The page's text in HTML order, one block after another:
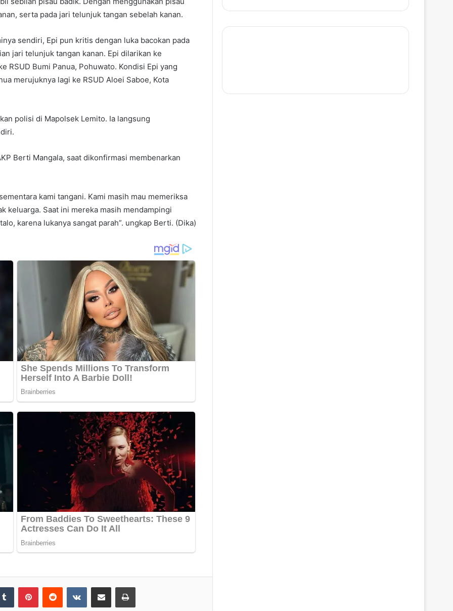
serta pada jari telunjuk tangan sebelah kanan.
sendiri, Epi pun kritis dengan luka bacokan pada
jari telunjuk tangan kanan. Epi dilarikan ke
RSUD Bumi Panua, Pohuwato. Kondisi Epi yang
merujuknya lagi ke RSUD Aloei Saboe, Kota
polisi di Mapolsek Lemito. Ia langsung
Berti Mangala, saat dikonfirmasi membenarkan
kami tangani. Kami masih mau memeriksa
keluarga. Saat ini mereka masih mendampingi
karena lukanya sangat parah”. ungkap Berti. (Dika)